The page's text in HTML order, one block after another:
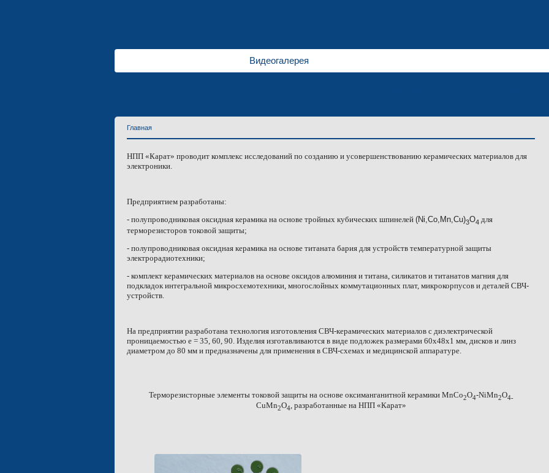
Видеогалерея
Главная
НПП «Карат» проводит комплекс исследований по созданию и усовершенствованию керамических материалов для
электроники.
Предприятием разработаны:
- полупроводниковая оксидная керамика на основе тройных кубических шпинелей (Ni,Co,Mn,Cu)3O4 для
терморезисторов токовой защиты;
- полупроводниковая оксидная керамика на основе титаната бария для устройств температурной защиты
электрорадиотехники;
- комплект керамических материалов на основе оксидов алюминия и титана, силикатов и титанатов магния для
подкладок интегральной микросхемотехники, многослойных коммутационных плат, микрокорпусов и деталей СВЧ-
устройств.
На предприятии разработана технология изготовления СВЧ-керамических материалов с диэлектрической
проницаемостью e = 35, 60, 90. Изделия изготавливаются в виде подложек размерами 60х48х1 мм, дисков и линз
диаметром до 80 мм и предназначены для применения в СВЧ-схемах и медицинской аппаратуре.
Терморезисторные элементы токовой защиты на основе оксиманганитной керамики MnCo2O4-NiMn2O4-
CuMn2O4, разработанные на НПП «Карат»